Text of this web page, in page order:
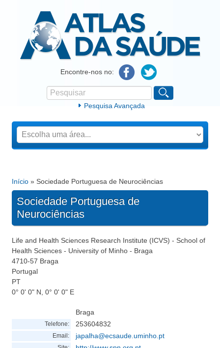
Atlas da SaúdeEncontre-nos no:
Formulário de procura
Pesquisar
Pesquisa Avançada
Está aqui
Início » Sociedade Portuguesa de Neurociências
Sociedade Portuguesa de
Neurociências
Life and Health Sciences Research Institute (ICVS) - School of
Health Sciences - University of Minho - Braga
4710-57 Braga
Portugal
PT
0° 0' 0" N, 0° 0' 0" E
Braga
Telefone: 253604832
Email: japalha@ecsaude.uminho.pt